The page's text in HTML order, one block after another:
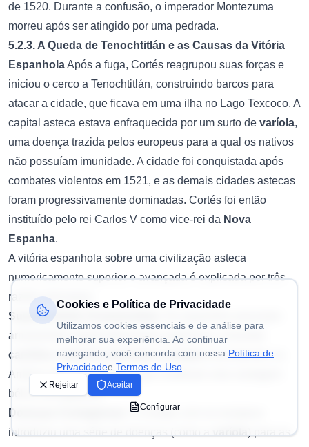
de 1520. Durante a confusão, o imperador Montezuma
morreu após ser atingido por uma pedrada.
5.2.3. A Queda de Tenochtitlán e as Causas da Vitória
EspanholaApós a fuga, Cortés reagrupou suas forças e
iniciou o cerco a Tenochtitlán, construindo barcos para
atacar a cidade, que ficava em uma ilha no Lago Texcoco. A
capital asteca estava enfraquecida por um surto de varíola,
uma doença trazida pelos europeus para a qual os nativos
não possuíam imunidade. A cidade foi conquistada após
combates violentos em 1521, e as demais cidades astecas
foram progressivamente dominadas. Cortés foi então
instituído pelo rei Carlos V como vice-rei da Nova
Espanha.
A vitória espanhola sobre uma civilização asteca
numericamente superior e avançada é explicada por três
razões principais:
Superioridade Armamentista
armamentos significativamente superiores, incluindo
canhões, balestras (bestas) e cavalos(inexistentes na
América pré-colombiana), que conferiam uma vantagem
bélica esmagadora.
Doenças Contagiosas
: O contato com os europeus
introduziu uma série de doenças (como avaríola
) para as
Cookies e Política de Privacidade
Utilizamos cookies essenciais e de análise para
melhorar sua experiência. Ao continuar
navegando, você concorda com nossa Política de
Privacidadee Termos de Uso
Rejeitar Aceitar
Configurar